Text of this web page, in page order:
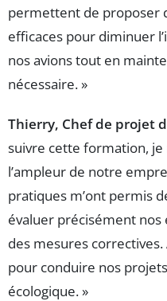
permettent de proposer
efficaces pour diminuer
nos avions tout en
nécessaire. »
Thierry, Chef de projet
suivre cette formation, je
l’ampleur de notre
pratiques m’ont permis
évaluer précisément
des mesures
pour conduire nos
écologique. »